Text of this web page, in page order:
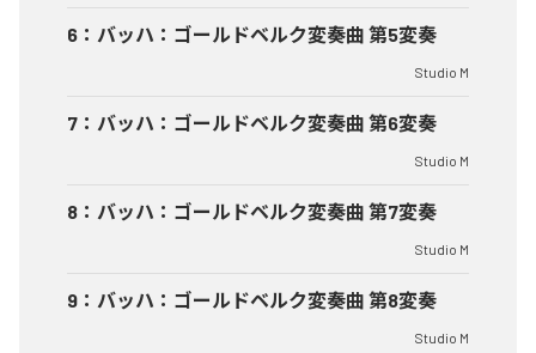
6 ： バッハ：ゴールドベルク変奏曲 第5変奏
Studio M
7 ： バッハ：ゴールドベルク変奏曲 第6変奏
Studio M
8 ： バッハ：ゴールドベルク変奏曲 第7変奏
Studio M
9 ： バッハ：ゴールドベルク変奏曲 第8変奏
Studio M